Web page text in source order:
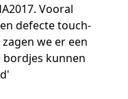
Vooral
defecte touch-
we er een
kunnen